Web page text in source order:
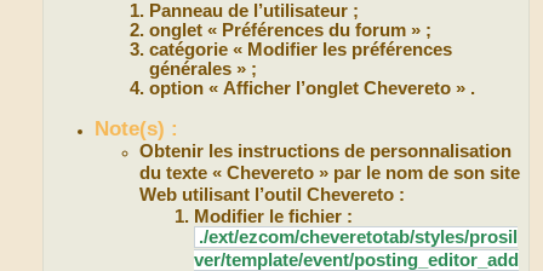
Panneau de l’utilisateur ;
onglet « Préférences du forum » ;
catégorie « Modifier les préférences
générales » ;
option « Afficher l’onglet Chevereto » .
Note(s) :
Obtenir les instructions de personnalisation
du texte « Chevereto » par le nom de son site
Web utilisant l’outil Chevereto :
Modifier le fichier :
./ext/ezcom/cheveretotab/styles/prosil
ver/template/event/posting_editor_add